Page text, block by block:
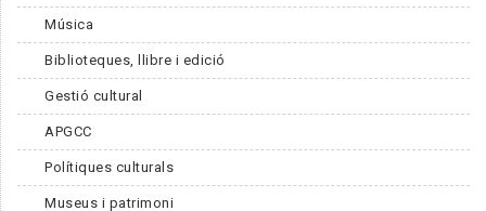
Música
Biblioteques, llibre i edició
Gestió cultural
APGCC
Polítiques culturals
Museus i patrimoni